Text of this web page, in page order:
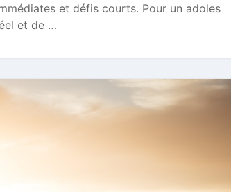
et défis courts. Pour un adoles
et de …